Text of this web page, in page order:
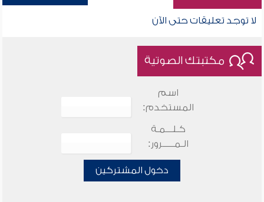
لا توجد تعليقات حتى الآن
مكتبتك الصوتية
اسم
المستخدم:
كـلـــمـة
الـمـــــرور:
دخول المشتركين